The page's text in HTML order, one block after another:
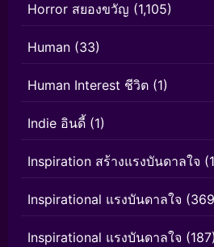
Horror สยองขวัญ (1,105)
Human (33)
Human Interest ชีวิต (1)
Indie อินดี้ (1)
Inspiration สร้างแรงบันดาลใจ
Inspirational แรงบันดาลใจ
Inspirational แรงบันดาลใจ (187)